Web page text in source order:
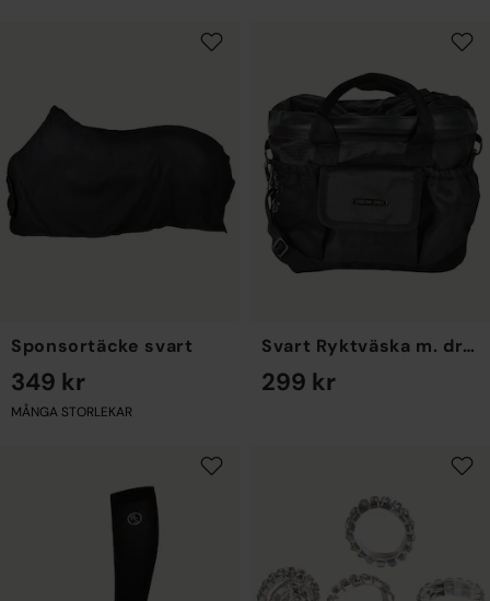
Sponsortäcke svart
349 kr
MÅNGA STORLEKAR
Svart Ryktväska m. dragsko
299 kr